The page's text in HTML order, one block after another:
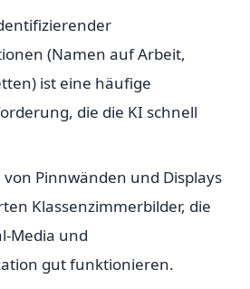
(Namen auf Arbeit,
ist eine häufige
die die KI schnell
Pinnwänden und Displays
Klassenzimmerbilder, die
Media und
gut funktionieren.